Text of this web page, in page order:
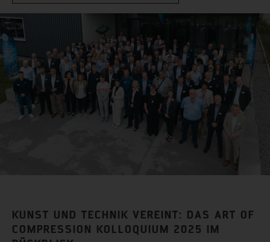
KUNST UND TECHNIK VEREINT: DAS ART OF
COMPRESSION KOLLOQUIUM 2025 IM